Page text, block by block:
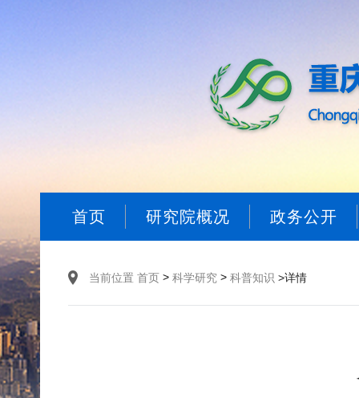
首页 研究院概况 政务公开
当前位置 首页 > 科学研究 > 科普知识 >详情